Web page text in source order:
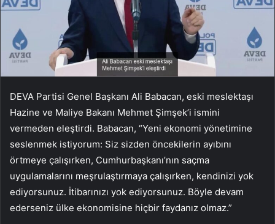
DEVA Partisi Genel Başkanı Ali Babacan, eski meslektaşı
Hazine ve Maliye Bakanı Mehmet Şimşek’i ismini
vermeden eleştirdi. Babacan, “Yeni ekonomi yönetimine
seslenmek istiyorum: Siz sizden öncekilerin ayıbını
örtmeye çalışırken, Cumhurbaşkanı’nın saçma
uygulamalarını meşrulaştırmaya çalışırken, kendinizi yok
ediyorsunuz. İtibarınızı yok ediyorsunuz. Böyle devam
ederseniz ülke ekonomisine hiçbir faydanız olmaz.”